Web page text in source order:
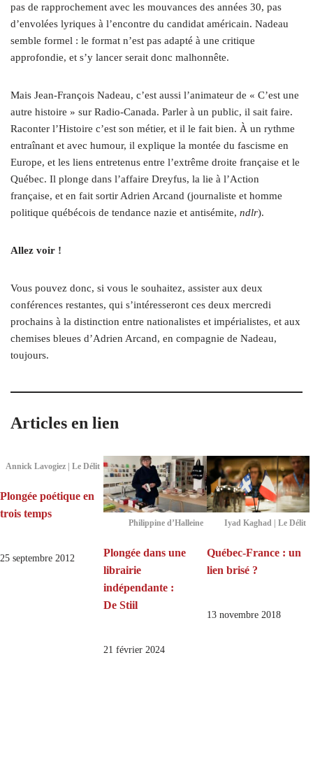
pas de rapprochement avec les mouvances des années 30, pas
d’envolées lyriques à l’encontre du candidat américain. Nadeau
semble formel : le format n’est pas adapté à une critique
approfondie, et s’y lancer serait donc malhonnête.
Mais Jean-François Nadeau, c’est aussi l’animateur de « C’est une
autre histoire » sur Radio-Canada. Parler à un public, il sait faire.
Raconter l’Histoire c’est son métier, et il le fait bien. À un rythme
entraînant et avec humour, il explique la montée du fascisme en
Europe, et les liens entretenus entre l’extrême droite française et le
Québec. Il plonge dans l’affaire Dreyfus, la lie à l’Action
française, et en fait sortir Adrien Arcand (journaliste et homme
politique québécois de tendance nazie et antisémite, ndlr).
Allez voir !
Vous pouvez donc, si vous le souhaitez, assister aux deux
conférences restantes, qui s’intéresseront ces deux mercredi
prochains à la distinction entre nationalistes et impérialistes, et aux
chemises bleues d’Adrien Arcand, en compagnie de Nadeau,
toujours.
Articles en lien
Annick Lavogiez | Le Délit
Plongée poétique en
trois temps
25 septembre 2012
Philippine d’Halleine
Plongée dans une
librairie
indépendante :
De Stiil
21 février 2024
Iyad Kaghad | Le Délit
Québec-France : un
lien brisé ?
13 novembre 2018